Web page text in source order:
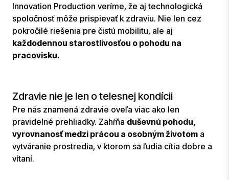
Innovation Production veríme, že aj technologická
spoločnosť môže prispievať k zdraviu. Nie len cez
pokročilé riešenia pre čistú mobilitu, ale aj
každodennou starostlivosťou o pohodu na
pracovisku.
Zdravie nie je len o telesnej kondícii
Pre nás znamená zdravie oveľa viac ako len
pravidelné prehliadky. Zahŕňa duševnú pohodu,
vyrovnanosť medzi prácou a osobným životom a
vytváranie prostredia, v ktorom sa ľudia cítia dobre a
vítaní.